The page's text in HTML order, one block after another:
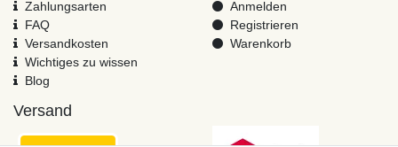
Zahlungsarten
FAQ
Versandkosten
Wichtiges zu wissen
Blog
Anmelden
Registrieren
Warenkorb
Versand